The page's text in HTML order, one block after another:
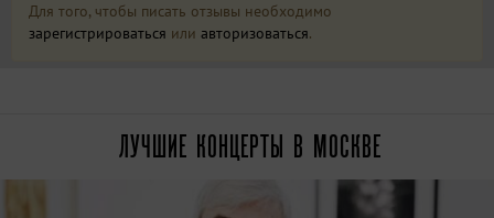
Для того, чтобы писать отзывы необходимо
зарегистрироваться или авторизоваться.
ЛУЧШИЕ КОНЦЕРТЫ В МОСКВЕ